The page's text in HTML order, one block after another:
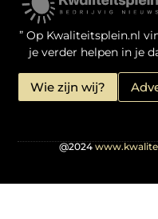
” Op Kwaliteitsplein.nl
je verder helpen in je
Wie zijn wij?
@2024